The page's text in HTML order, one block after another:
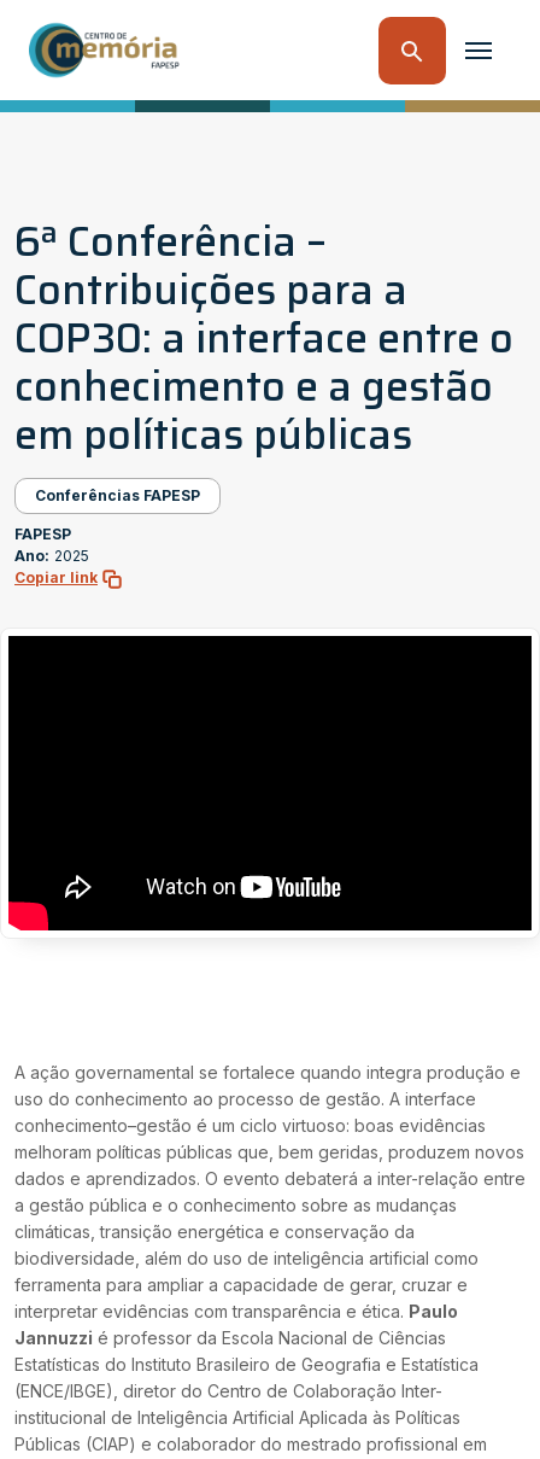
6ª Conferência –
Contribuições para a
COP30: a interface entre o
conhecimento e a gestão
em políticas públicas
Conferências FAPESP
FAPESP
Ano: 2025
Copiar link
A ação governamental se fortalece quando integra produção e
uso do conhecimento ao processo de gestão. A interface
conhecimento–gestão é um ciclo virtuoso: boas evidências
melhoram políticas públicas que, bem geridas, produzem novos
dados e aprendizados. O evento debaterá a inter-relação entre
a gestão pública e o conhecimento sobre as mudanças
climáticas, transição energética e conservação da
biodiversidade, além do uso de inteligência artificial como
ferramenta para ampliar a capacidade de gerar, cruzar e
interpretar evidências com transparência e ética. Paulo
Jannuzzi é professor da Escola Nacional de Ciências
Estatísticas do Instituto Brasileiro de Geografia e Estatística
(ENCE/IBGE), diretor do Centro de Colaboração Inter-
institucional de Inteligência Artificial Aplicada às Políticas
Públicas (CIAP) e colaborador do mestrado profissional em